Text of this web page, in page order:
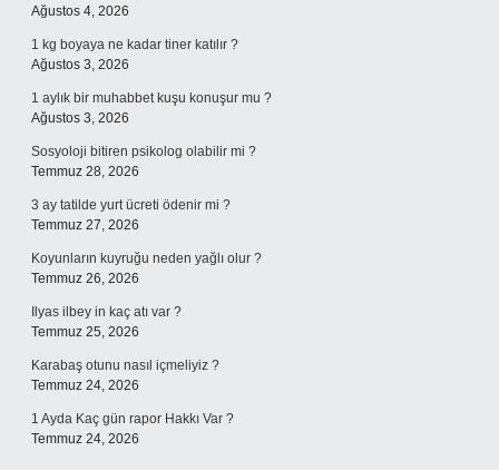
Ağustos 4, 2026
1 kg boyaya ne kadar tiner katılır ?
Ağustos 3, 2026
1 aylık bir muhabbet kuşu konuşur mu ?
Ağustos 3, 2026
Sosyoloji bitiren psikolog olabilir mi ?
Temmuz 28, 2026
3 ay tatilde yurt ücreti ödenir mi ?
Temmuz 27, 2026
Koyunların kuyruğu neden yağlı olur ?
Temmuz 26, 2026
Ilyas ilbey in kaç atı var ?
Temmuz 25, 2026
Karabaş otunu nasıl içmeliyiz ?
Temmuz 24, 2026
1 Ayda Kaç gün rapor Hakkı Var ?
Temmuz 24, 2026